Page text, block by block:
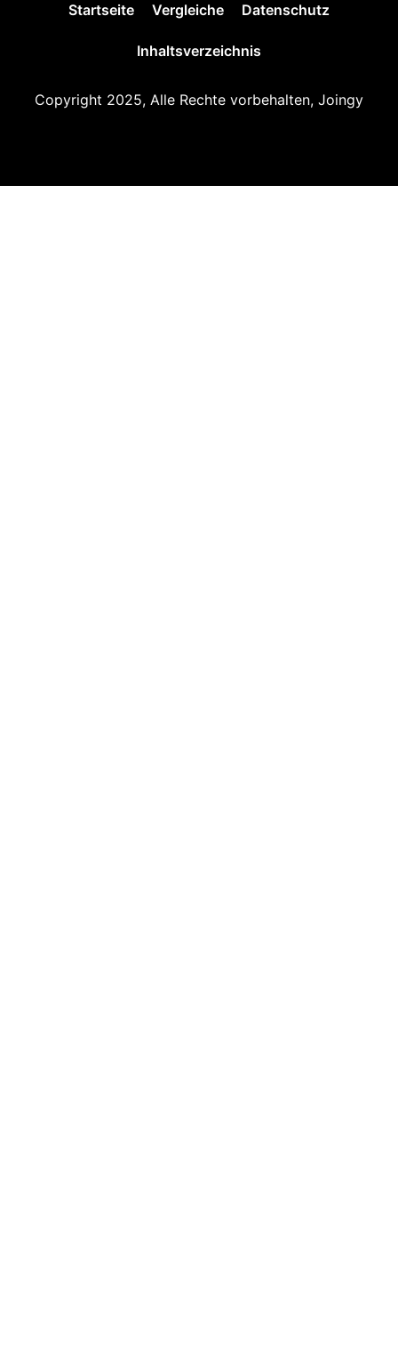
Startseite Vergleiche Datenschutz
Inhaltsverzeichnis
Copyright 2025, Alle Rechte vorbehalten, Joingy